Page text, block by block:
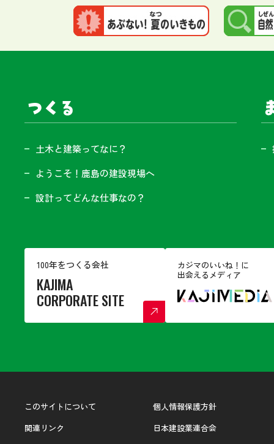
サイト内メニュー
土木と建築ってなに？
ようこそ！鹿島の建設現場へ
設計ってどんな仕事なの？
100年をつくる会社
KAJIMA
CORPORATE SITE
カジマのいいね！に
出会えるメディア
このサイトについて
個人情報保護方針
関連リンク
日本建設業連合会